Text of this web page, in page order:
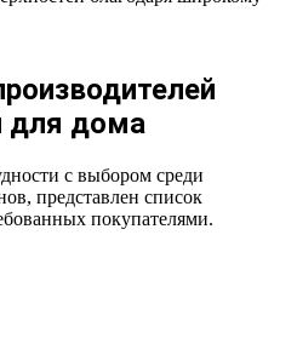
для дома
с выбором среди
представлен список
покупателями.